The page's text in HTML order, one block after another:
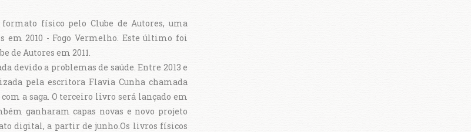
físico pelo Clube de Autores, uma
em 2010 - Fogo Vermelho. Este último foi
de Autores em 2011.
devido a problemas de saúde. Entre 2013 e
pela escritora Flavia Cunha chamada
a saga. O terceiro livro será lançado em
ganharam capas novas e novo projeto
digital, a partir de junho.Os livros físicos